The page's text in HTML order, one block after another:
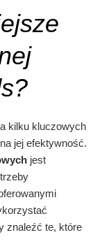
kilku kluczowych
jej efektywność.
jest
znaleźć te, które